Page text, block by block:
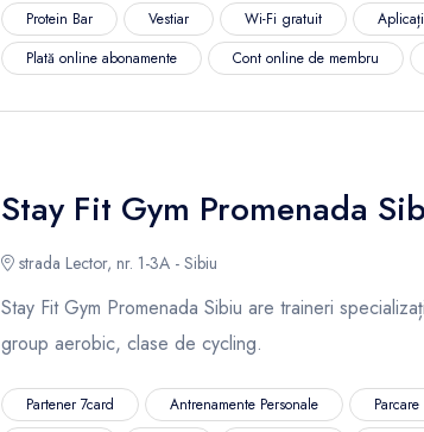
Protein Bar
Vestiar Wi-Fi gratuit
Plată online abonamente
Cont online de membru
Stay Fit Gym Promenada
strada Lector, nr. 1-3A - Sibiu
Stay Fit Gym Promenada Sibiu are traineri
group aerobic, clase de cycling.
Partener 7card Antrenamente Personale Parcare